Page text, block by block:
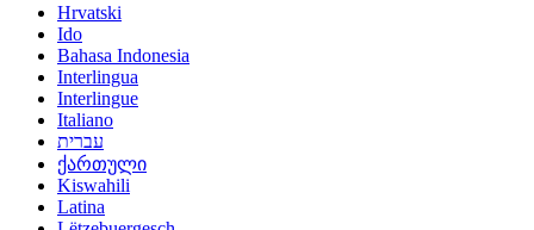
Hrvatski
Ido
Bahasa Indonesia
Interlingua
Interlingue
Italiano
עברית
ქართული
Kiswahili
Latina